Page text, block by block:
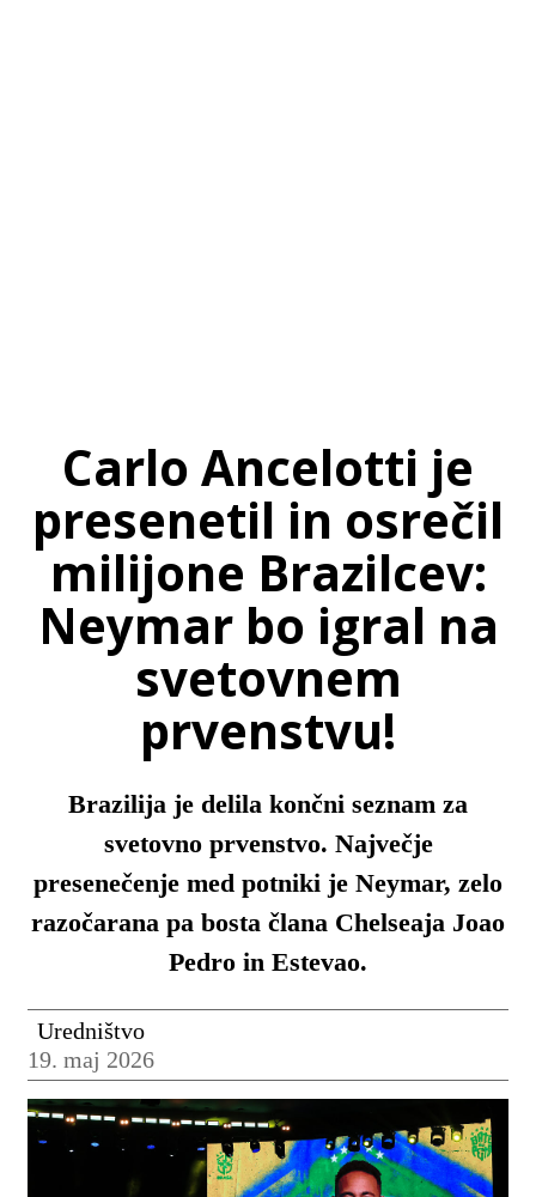
Carlo Ancelotti je
presenetil in osrečil
milijone Brazilcev:
Neymar bo igral na
svetovnem
prvenstvu!
Brazilija je delila končni seznam za
svetovno prvenstvo. Največje
presenečenje med potniki je Neymar, zelo
razočarana pa bosta člana Chelseaja Joao
Pedro in Estevao.
Uredništvo
19. maj 2026